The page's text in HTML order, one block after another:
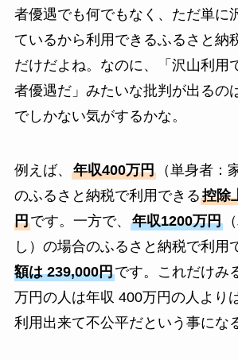
者優遇でも何でもなく、ただ単に
ているから利用できるふるさと納
だけだよね。なのに、「沢山利用
者優遇だ」みたいな批判が出るの
でしかない気がするかな。
例えば、 年収400万円（単身者：
のふるさと納税で利用できる控除
円です。一方で、 年収1200万円
し）の場合のふるさと納税で利用
額は 239,000円です。これだけみ
万円の人は年収 400万円の人より
利用出来て不公平だという事にな